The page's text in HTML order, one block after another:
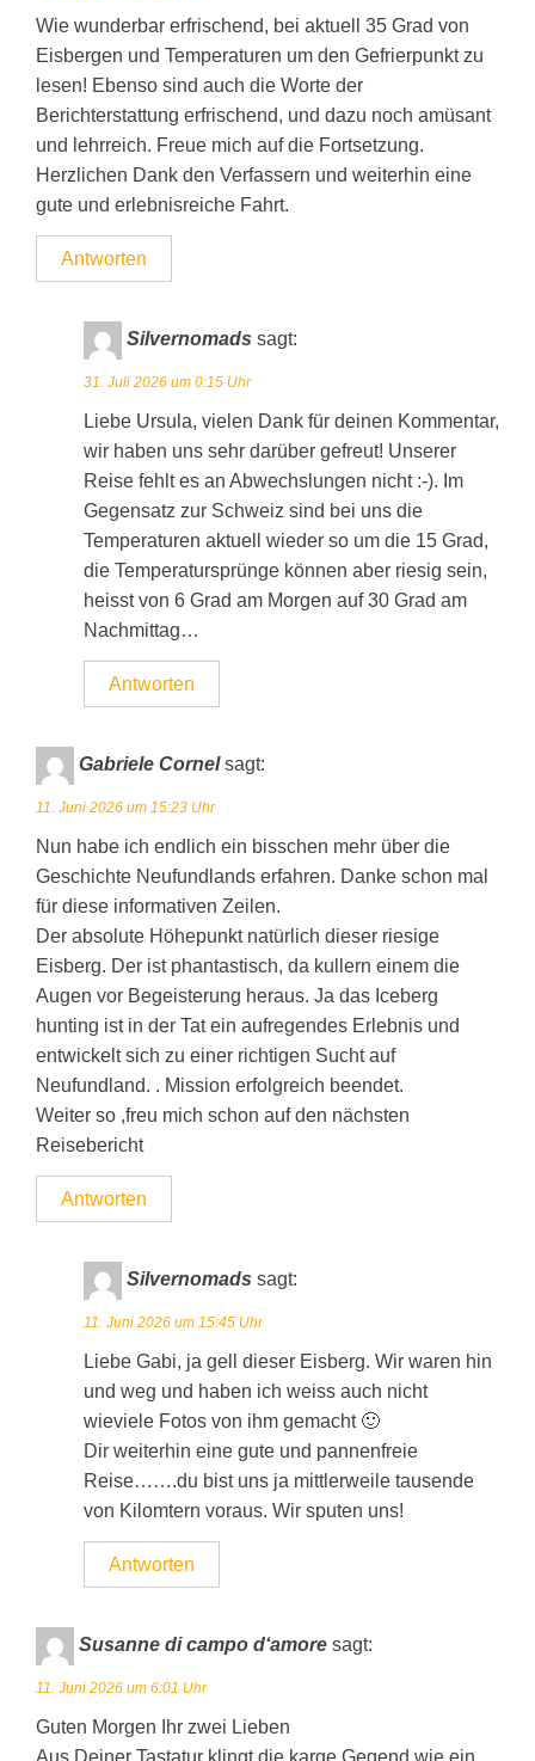
Wie wunderbar erfrischend, bei aktuell 35 Grad von
Eisbergen und Temperaturen um den Gefrierpunkt zu
lesen! Ebenso sind auch die Worte der
Berichterstattung erfrischend, und dazu noch amüsant
und lehrreich. Freue mich auf die Fortsetzung.
Herzlichen Dank den Verfassern und weiterhin eine
gute und erlebnisreiche Fahrt.
Antworten
Silvernomads sagt:
31. Juli 2026 um 0:15 Uhr
Liebe Ursula, vielen Dank für deinen Kommentar,
wir haben uns sehr darüber gefreut! Unserer
Reise fehlt es an Abwechslungen nicht :-). Im
Gegensatz zur Schweiz sind bei uns die
Temperaturen aktuell wieder so um die 15 Grad,
die Temperatursprünge können aber riesig sein,
heisst von 6 Grad am Morgen auf 30 Grad am
Nachmittag…
Antworten
Gabriele Cornel sagt:
11. Juni 2026 um 15:23 Uhr
Nun habe ich endlich ein bisschen mehr über die
Geschichte Neufundlands erfahren. Danke schon mal
für diese informativen Zeilen.
Der absolute Höhepunkt natürlich dieser riesige
Eisberg. Der ist phantastisch, da kullern einem die
Augen vor Begeisterung heraus. Ja das Iceberg
hunting ist in der Tat ein aufregendes Erlebnis und
entwickelt sich zu einer richtigen Sucht auf
Neufundland. . Mission erfolgreich beendet.
Weiter so ,freu mich schon auf den nächsten
Reisebericht
Antworten
Silvernomads sagt:
11. Juni 2026 um 15:45 Uhr
Liebe Gabi, ja gell dieser Eisberg. Wir waren hin
und weg und haben ich weiss auch nicht
wieviele Fotos von ihm gemacht 🙂
Dir weiterhin eine gute und pannenfreie
Reise…….du bist uns ja mittlerweile tausende
von Kilomtern voraus. Wir sputen uns!
Antworten
Susanne di campo d‘amore sagt:
11. Juni 2026 um 6:01 Uhr
Guten Morgen Ihr zwei Lieben
Aus Deiner Tastatur klingt die karge Gegend wie ein